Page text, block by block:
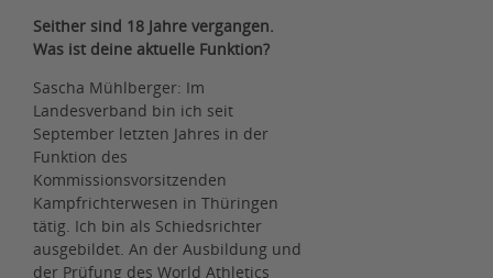
Seither sind 18 Jahre vergangen.
Was ist deine aktuelle Funktion?
Sascha Mühlberger: Im
Landesverband bin ich seit
September letzten Jahres in der
Funktion des
Kommissionsvorsitzenden
Kampfrichterwesen in Thüringen
tätig. Ich bin als Schiedsrichter
ausgebildet. An der Ausbildung und
der Prüfung des World Athletics